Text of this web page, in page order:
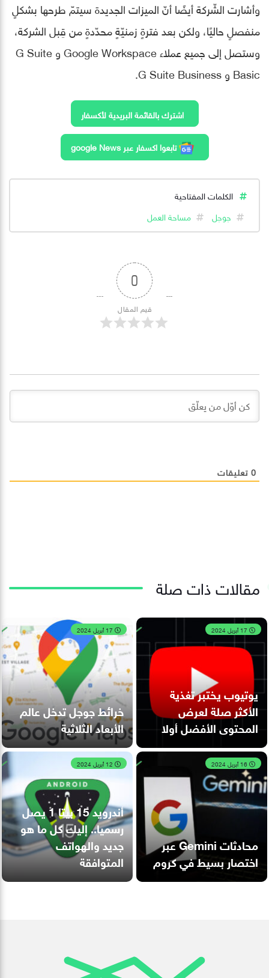
وأشارت الشّركة أيضًا أنّ الميزات الجديدة سيتمّ طرحها بشكلٍ
منفصلٍ حاليًا، ولكن بعد فترةٍ زمنيّةٍ محدّدةٍ من قِبل الشركة،
وستصل إلى جميع عملاء Google Workspace و G Suite
Basic و G Suite Business.
اشترك بالقائمة البريدية لأكسفار
تابعوا اكسفار عبر google News
الكلمات المفتاحية
جوجل
مساحة العمل
0
قيم المقال
0 تعليقات
مقالات ذات صلة
يوتيوب يختبر تغذية
الأكثر صلة لعرض
المحتوى الأفضل أولا
خرائط جوجل تدخل عالم
الأبعاد الثلاثية
محادثات Gemini عبر
اختصار بسيط في كروم
أندرويد 15 بيتا 1 يصل
رسميا.. إليك كل ما هو
جديد والهواتف
المتوافقة